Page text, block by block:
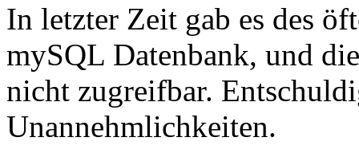
In letzter Zeit gab es des
mySQL Datenbank, und
nicht zugreifbar.
Unannehmlichkeiten.